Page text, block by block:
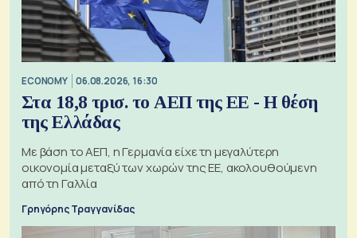
ECONOMY 06.08.2026, 16:30
Στα 18,8 τρισ. το ΑΕΠ της ΕΕ - Η θέση
της Ελλάδας
Με βάση το ΑΕΠ, η Γερμανία είχε τη μεγαλύτερη
οικονομία μεταξύ των χωρών της ΕΕ, ακολουθούμενη
από τη Γαλλία
Γρηγόρης Τραγγανίδας